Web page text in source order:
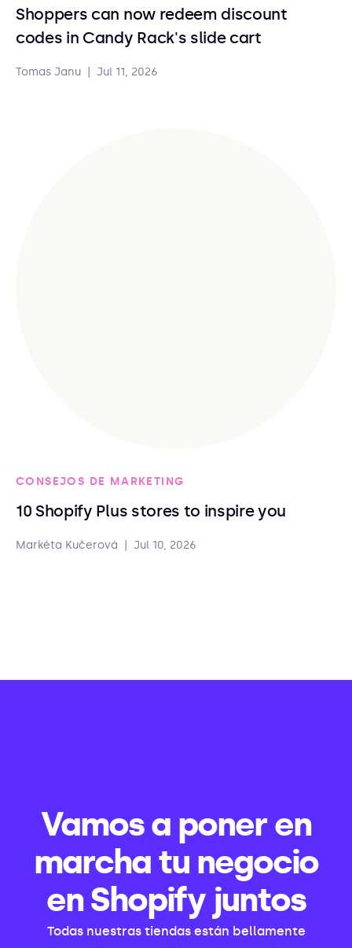
Shoppers can now redeem discount
codes in Candy Rack's slide cart
Tomas Janu Jul 11, 2026
CONSEJOS DE MARKETING
10 Shopify Plus stores to inspire you
Markéta Kučerová Jul 10, 2026
Vamos a poner en
marcha tu negocio
en Shopify juntos
Todas nuestras tiendas están bellamente